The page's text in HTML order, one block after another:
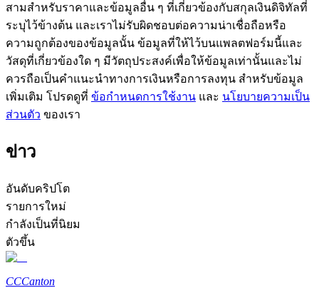
เพลิดเพลินกับการแบ่งปันผลกำไรและค่าคอมมิชชั่นการคัด
ลอกการซื้อขาย
ข้อมูล
การวิเคราะห์ข้อมูลขนาดใหญ่ รวมถึงข้อมูลการค้า ฯลฯ
สามสำหรับราคาและข้อมูลอื่น ๆ ที่เกี่ยวข้องกับสกุลเงินดิจิทัลที่
ระบุไว้ข้างต้น และเราไม่รับผิดชอบต่อความน่าเชื่อถือหรือ
ความถูกต้องของข้อมูลนั้น ข้อมูลที่ให้ไว้บนแพลตฟอร์มนี้และ
วัสดุที่เกี่ยวข้องใด ๆ มีวัตถุประสงค์เพื่อให้ข้อมูลเท่านั้นและไม่
ควรถือเป็นคำแนะนำทางการเงินหรือการลงทุน สำหรับข้อมูล
เพิ่มเติม โปรดดูที่ ข้อกำหนดการใช้งาน และ นโยบายความเป็น
ส่วนตัว ของเรา
ข่าว
อันดับคริปโต
รายการใหม่
กำลังเป็นที่นิยม
ตัวขึ้น
CCCanton